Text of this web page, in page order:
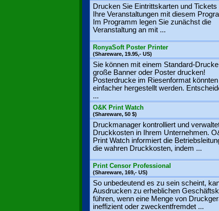
Drucken Sie Eintrittskarten und Tickets
Ihre Veranstaltungen mit diesem
Im Programm legen Sie zunächst die
Veranstaltung an mit ...
RonyaSoft Poster Printer
(Shareware, 19.95,- US)
Sie können mit einem Standard-
große Banner oder Poster drucken!
Posterdrucke im Riesenformat
einfacher hergestellt werden.
...
O&K Print Watch
(Shareware, 50 $)
Druckmanager kontrolliert und
Druckkosten in Ihrem Unternehmen.
Print Watch informiert die
die wahren Druckkosten, indem ...
Print Censor Professional
(Shareware, 169,- US)
So unbedeutend es zu sein scheint,
Ausdrucken zu erheblichen
führen, wenn eine Menge von
ineffizient oder zweckentfremdet ...